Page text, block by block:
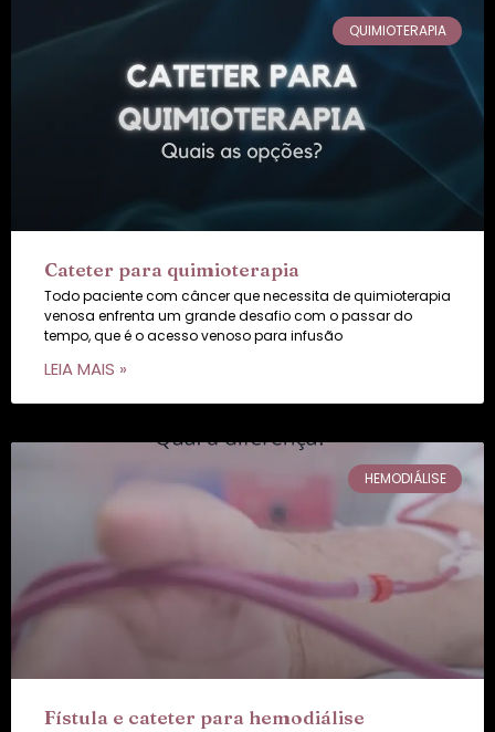
QUIMIOTERAPIA
Cateter para quimioterapia
Todo paciente com câncer que necessita de quimioterapia
venosa enfrenta um grande desafio com o passar do
tempo, que é o acesso venoso para infusão
LEIA MAIS »
HEMODIÁLISE
Fístula e cateter para hemodiálise